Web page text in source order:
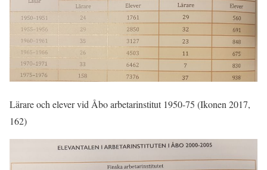
Lärare och elever vid Åbo arbetarinstitut 1950-75 (Ikonen 2017,
162)